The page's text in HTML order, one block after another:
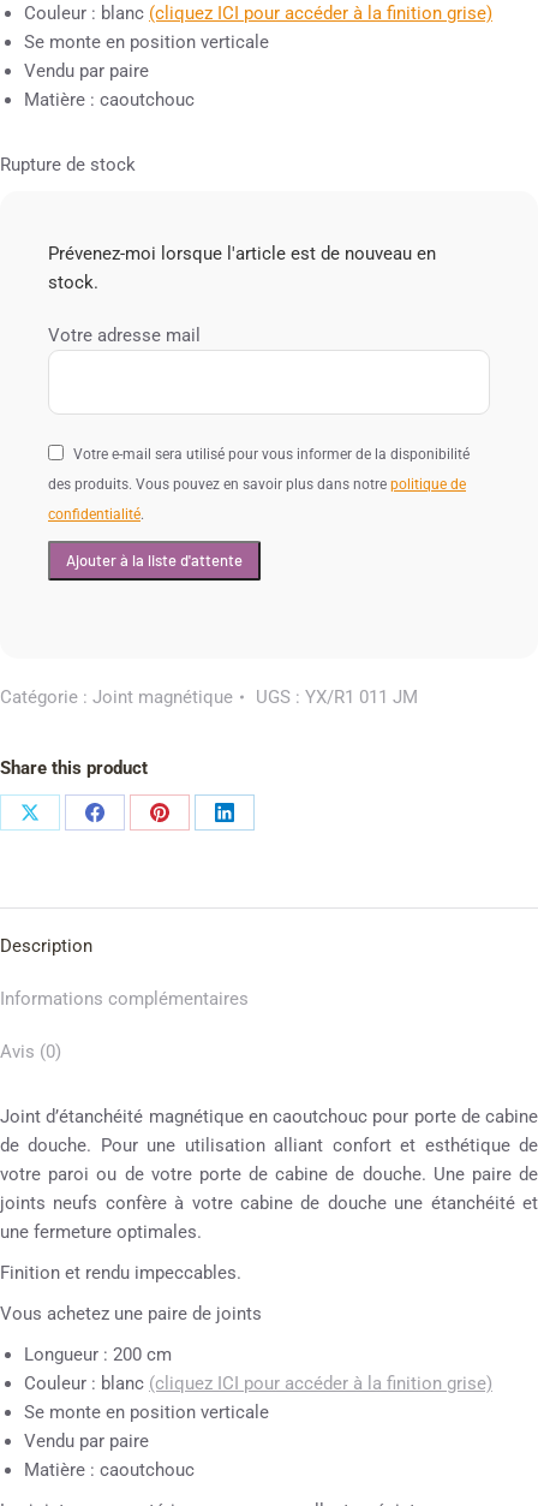
Couleur : blanc (cliquez ICI pour accéder à la finition grise)
Se monte en position verticale
Vendu par paire
Matière : caoutchouc
Rupture de stock
Prévenez-moi lorsque l'article est de nouveau en
stock.
Votre adresse mail
Votre e-mail sera utilisé pour vous informer de la disponibilité
des produits. Vous pouvez en savoir plus dans notre politique de
confidentialité.
Catégorie : Joint magnétique UGS : YX/R1 011 JM
Share this product
Description
Informations complémentaires
Avis (0)
Joint d’étanchéité magnétique en caoutchouc pour porte de cabine
de douche. Pour une utilisation alliant confort et esthétique de
votre paroi ou de votre porte de cabine de douche. Une paire de
joints neufs confère à votre cabine de douche une étanchéité et
une fermeture optimales.
Finition et rendu impeccables.
Vous achetez une paire de joints
Longueur : 200 cm
Couleur : blanc (cliquez ICI pour accéder à la finition grise)
Se monte en position verticale
Vendu par paire
Matière : caoutchouc